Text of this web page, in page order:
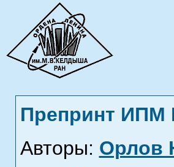
Препринт ИПМ
Авторы: Орлов